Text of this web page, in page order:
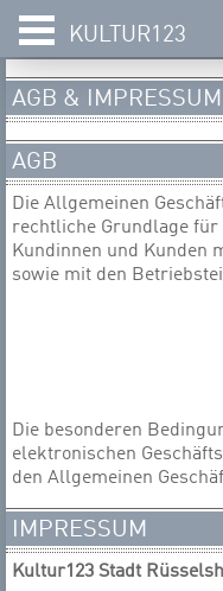
KULTUR123
AGB & IMPRESSUM ​​​​​
AGB
Die Allgemeinen
rechtliche Grundlage für
Kundinnen und Kunden
sowie mit den
Die besonderen
elektronischen
den Allgemeinen
IMPRESSUM
Kultur123 Stadt